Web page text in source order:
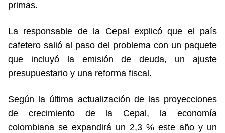
primas.
La responsable de la Cepal explicó que el país
cafetero salió al paso del problema con un paquete
que incluyó la emisión de deuda, un ajuste
presupuestario y una reforma fiscal.
Según la última actualización de las proyecciones
de crecimiento de la Cepal, la economía
colombiana se expandirá un 2,3 % este año y un